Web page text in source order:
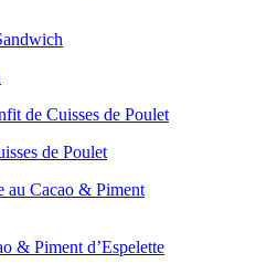
de Poulet
& Piment d’Espelette